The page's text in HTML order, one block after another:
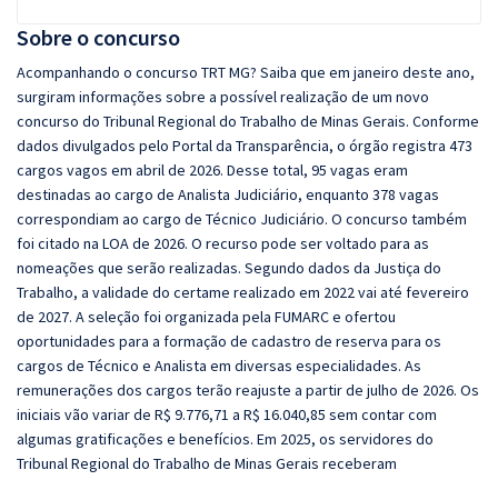
Sobre o concurso
Acompanhando o concurso TRT MG? Saiba que em janeiro deste ano,
surgiram informações sobre a possível realização de um novo
concurso do Tribunal Regional do Trabalho de Minas Gerais. Conforme
dados divulgados pelo Portal da Transparência, o órgão registra 473
cargos vagos em abril de 2026. Desse total, 95 vagas eram
destinadas ao cargo de Analista Judiciário, enquanto 378 vagas
correspondiam ao cargo de Técnico Judiciário. O concurso também
foi citado na LOA de 2026. O recurso pode ser voltado para as
nomeações que serão realizadas. Segundo dados da Justiça do
Trabalho, a validade do certame realizado em 2022 vai até fevereiro
de 2027. A seleção foi organizada pela FUMARC e ofertou
oportunidades para a formação de cadastro de reserva para os
cargos de Técnico e Analista em diversas especialidades. As
remunerações dos cargos terão reajuste a partir de julho de 2026. Os
iniciais vão variar de R$ 9.776,71 a R$ 16.040,85 sem contar com
algumas gratificações e benefícios. Em 2025, os servidores do
Tribunal Regional do Trabalho de Minas Gerais receberam